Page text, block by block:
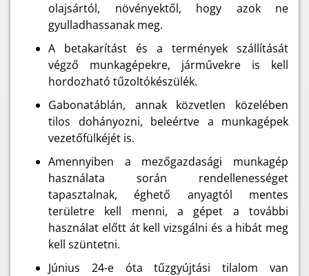
olajsártól, növényektől, hogy azok ne
gyulladhassanak meg.
A betakarítást és a termények szállítását
végző munkagépekre, járművekre is kell
hordozható tűzoltókészülék.
Gabonatáblán, annak közvetlen közelében
tilos dohányozni, beleértve a munkagépek
vezetőfülkéjét is.
Amennyiben a mezőgazdasági munkagép
használata során rendellenességet
tapasztalnak, éghető anyagtól mentes
területre kell menni, a gépet a további
használat előtt át kell vizsgálni és a hibát meg
kell szüntetni.
Június 24-e óta tűzgyújtási tilalom van